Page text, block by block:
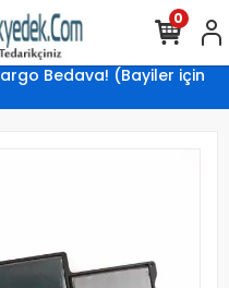
Bedava! (Bayiler için
0